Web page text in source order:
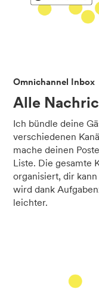
Omnichannel Inbox
Alle
Ich bündle deine
verschiedenen
mache deinen
Liste. Die gesamte
organisiert, dir
wird dank
leichter.